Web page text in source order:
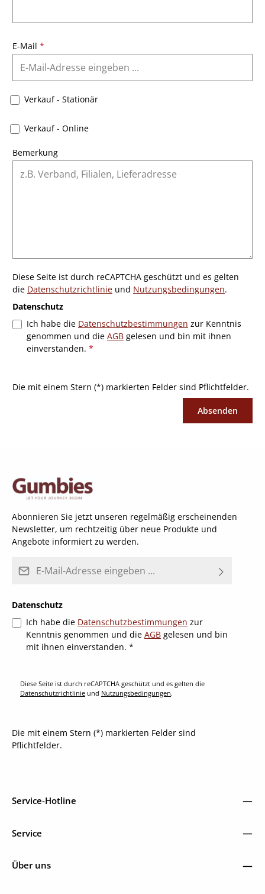
E-Mail *
Verkauf - Stationär
Verkauf - Online
Bemerkung
Diese Seite ist durch reCAPTCHA geschützt und es gelten
die Datenschutzrichtlinie und Nutzungsbedingungen.
Datenschutz
Ich habe die Datenschutzbestimmungen zur Kenntnis
genommen und die AGB gelesen und bin mit ihnen
einverstanden. *
Die mit einem Stern (*) markierten Felder sind Pflichtfelder.
Absenden
Abonnieren Sie jetzt unseren regelmäßig erscheinenden
Newsletter, um rechtzeitig über neue Produkte und
Angebote informiert zu werden.
Datenschutz
Ich habe die Datenschutzbestimmungen zur
Kenntnis genommen und die AGB gelesen und bin
mit ihnen einverstanden. *
Diese Seite ist durch reCAPTCHA geschützt und es gelten die
Datenschutzrichtlinie und Nutzungsbedingungen.
Die mit einem Stern (*) markierten Felder sind
Pflichtfelder.
Service-Hotline
Service
Über uns